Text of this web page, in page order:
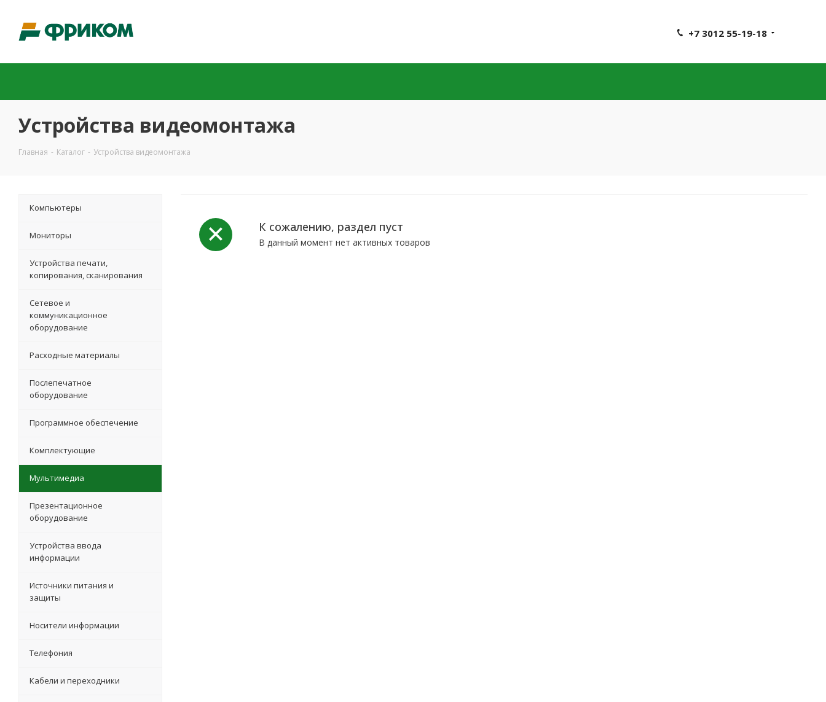
+7 3012 55-19-18
Устройства видеомонтажа
Главная - Каталог - Устройства видеомонтажа
К сожалению, раздел пуст
В данный момент нет активных товаров
Компьютеры
Мониторы
Устройства печати,
копирования, сканирования
Сетевое и
коммуникационное
оборудование
Расходные материалы
Послепечатное
оборудование
Программное обеспечение
Комплектующие
Мультимедиа
Презентационное
оборудование
Устройства ввода
информации
Источники питания и
защиты
Носители информации
Телефония
Кабели и переходники